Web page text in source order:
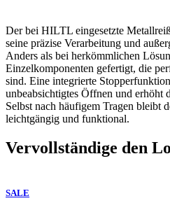
Der bei HILTL eingesetzte
seine präzise Verarbeitung und
Anders als bei herkömmlichen
Einzelkomponenten gefertigt, die
sind. Eine integrierte
unbeabsichtigtes Öffnen und erhöht
Selbst nach häufigem Tragen bleibt
leichtgängig und funktional.
Vervollständige den
SALE